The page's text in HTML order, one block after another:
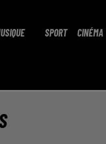
SPORT CINÉMA